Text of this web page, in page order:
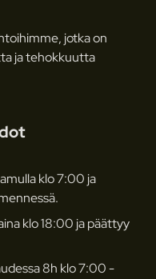
jotka on
ja tehokkuutta
klo 7:00 ja
klo 18:00 ja päättyy
8h klo 7:00 -